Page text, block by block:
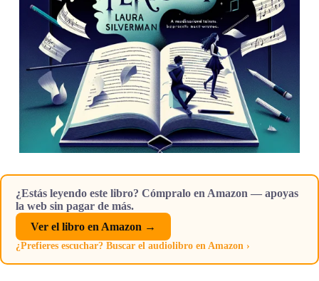
¿Estás leyendo este libro? Cómpralo en Amazon — apoyas
la web sin pagar de más.
Ver el libro en Amazon →
¿Prefieres escuchar? Buscar el audiolibro en Amazon ›